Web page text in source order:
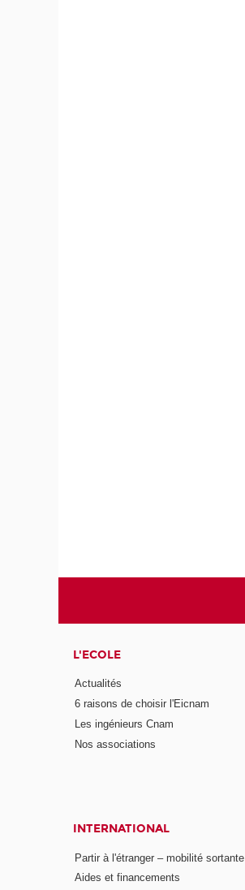
L'ECOLE
Actualités
6 raisons de choisir l'Eicnam
Les ingénieurs Cnam
Nos associations
INTERNATIONAL
Partir à l'étranger – mobilité sortante
Aides et financements